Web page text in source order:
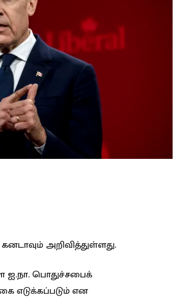
அறிவித்துள்ளது.
ஐ.நா. பொதுச்சபைக்
எடுக்கப்படும் என